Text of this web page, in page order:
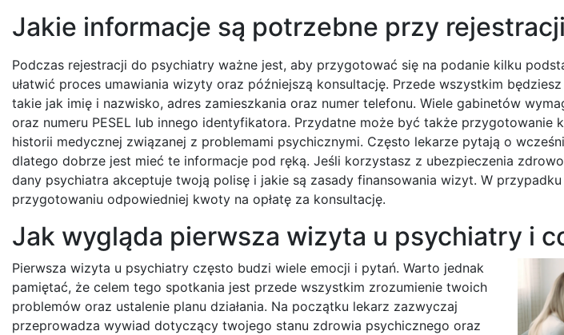
Jakie informacje są potrzebne przy
Podczas rejestracji do psychiatry ważne jest, aby przygotować się na podanie kilku
ułatwić proces umawiania wizyty oraz późniejszą konsultację. Przede wszystkim
takie jak imię i nazwisko, adres zamieszkania oraz numer telefonu. Wiele gabinetów
oraz numeru PESEL lub innego identyfikatora. Przydatne może być także
historii medycznej związanej z problemami psychicznymi. Często lekarze pytają o
dlatego dobrze jest mieć te informacje pod ręką. Jeśli korzystasz z ubezpieczenia
dany psychiatra akceptuje twoją polisę i jakie są zasady finansowania wizyt. W
przygotowaniu odpowiedniej kwoty na opłatę za konsultację.
Jak wygląda pierwsza wizyta u psychiatry i
Pierwsza wizyta u psychiatry często budzi wiele emocji i pytań. Warto jednak
pamiętać, że celem tego spotkania jest przede wszystkim zrozumienie twoich
problemów oraz ustalenie planu działania. Na początku lekarz zazwyczaj
przeprowadza wywiad dotyczący twojego stanu zdrowia psychicznego oraz